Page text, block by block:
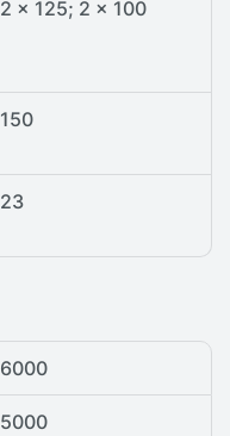
2 x 125; 2 x 100
150
23
6000
5000